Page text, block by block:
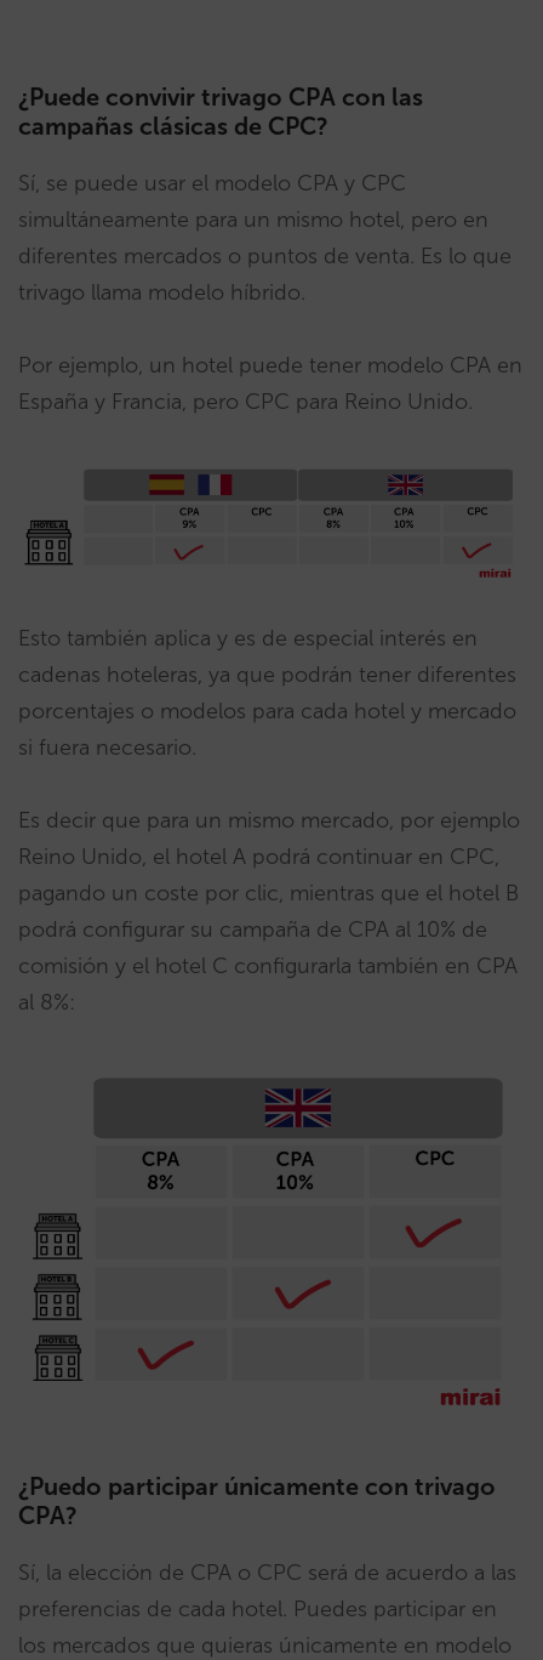
¿Puede convivir trivago CPA con las
campañas clásicas de CPC?
Sí, se puede usar el modelo CPA y CPC
simultáneamente para un mismo hotel, pero en
diferentes mercados o puntos de venta. Es lo que
trivago llama modelo híbrido.
Por ejemplo, un hotel puede tener modelo CPA en
España y Francia, pero CPC para Reino Unido.
Esto también aplica y es de especial interés en
cadenas hoteleras, ya que podrán tener diferentes
porcentajes o modelos para cada hotel y mercado
si fuera necesario.
Es decir que para un mismo mercado, por ejemplo
Reino Unido, el hotel A podrá continuar en CPC,
pagando un coste por clic, mientras que el hotel B
podrá configurar su campaña de CPA al 10% de
comisión y el hotel C configurarla también en CPA
al 8%:
¿Puedo participar únicamente con trivago
CPA?
Sí, la elección de CPA o CPC será de acuerdo a las
preferencias de cada hotel. Puedes participar en
los mercados que quieras únicamente en modelo